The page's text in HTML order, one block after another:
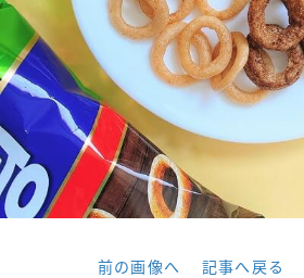
前の画像へ 記事へ戻る